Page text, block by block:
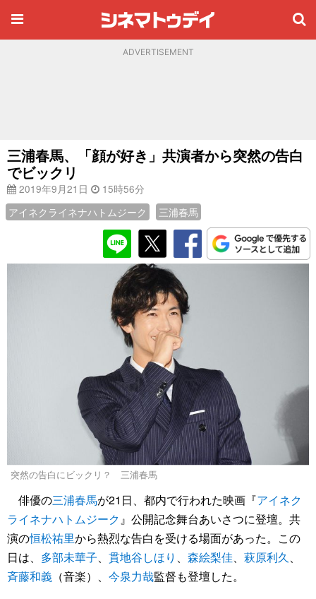
ADVERTISEMENT
三浦春馬、「顔が好き」共演者から突然の告白
でビックリ
2019年9月21日
15時56分
アイネクライネナハトムジーク
三浦春馬
突然の告白にビックリ？ 三浦春馬
俳優の三浦春馬が21日、都内で行われた映画『アイネク
ライネナハトムジーク 』公開記念舞台あいさつに登壇。共
演の恒松祐里から熱烈な告白を受ける場面があった。この
日は、 多部未華子 貫地谷しほり 森絵梨佳 萩原利久
斉藤和義 （音楽）、 今泉力哉監督も登壇した。